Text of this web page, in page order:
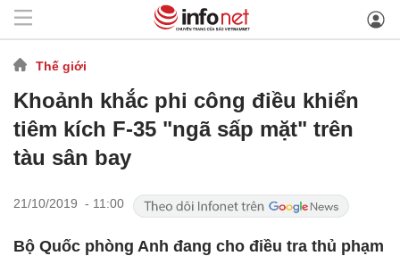
Thế giới
Khoảnh khắc phi công điều khiển
tiêm kích F-35 "ngã sấp mặt" trên
tàu sân bay
21/10/2019 - 11:00
Bộ Quốc phòng Anh đang cho điều tra thủ phạm